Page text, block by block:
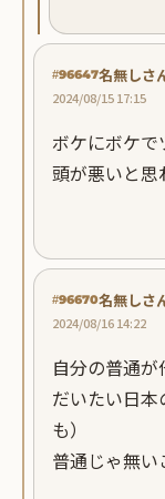
#96647名無しさ
2024/08/15 17:15
ボケにボケ
頭が悪いと思
#96670名無しさ
2024/08/16 14:22
自分の普通
だいたい日
も）
普通じゃ無い